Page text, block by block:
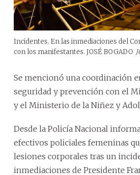
Incidentes. En las inmediaciones del
con los manifestantes. JOSÉ BOGADO
Se mencionó una coordinación
seguridad y prevención con el
y el Ministerio de la Niñez y
Desde la Policía Nacional
efectivos policiales femeninas
lesiones corporales tras un
inmediaciones de Presidente